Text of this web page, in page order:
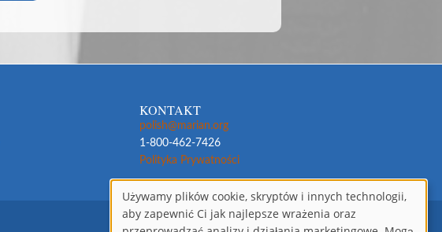
KONTAKT
polish@marian.org
1-800-462-7426
Polityka Prywatności
Używamy plików cookie, skryptów i innych technologii,
aby zapewnić Ci jak najlepsze wrażenia oraz